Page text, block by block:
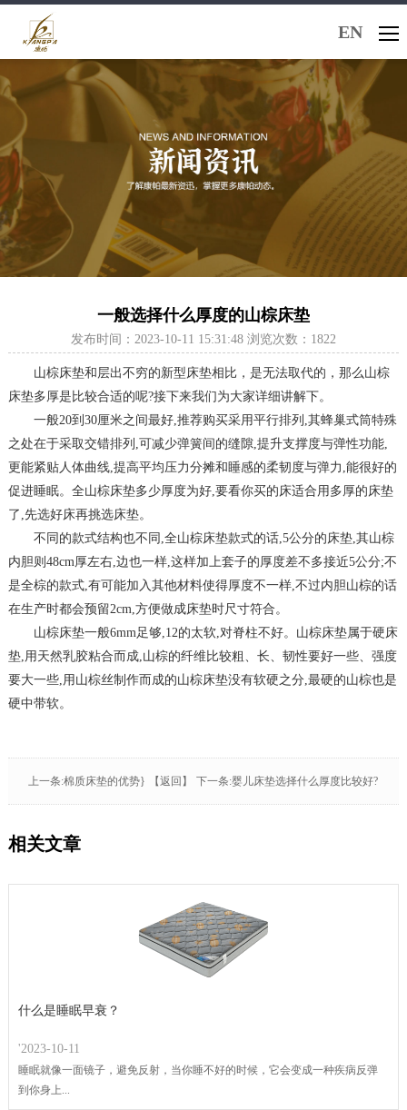
EN
一般选择什么厚度的山棕床垫
发布时间：2023-10-11 15:31:48 浏览次数：1822
山棕床垫和层出不穷的新型床垫相比，是无法取代的，那么山棕
床垫多厚是比较合适的呢?接下来我们为大家详细讲解下。
一般20到30厘米之间最好,推荐购买采用平行排列,其蜂巢式筒特殊
之处在于采取交错排列,可减少弹簧间的缝隙,提升支撑度与弹性功能,
更能紧贴人体曲线,提高平均压力分摊和睡感的柔韧度与弹力,能很好的
促进睡眠。全山棕床垫多少厚度为好,要看你买的床适合用多厚的床垫
了,先选好床再挑选床垫。
不同的款式结构也不同,全山棕床垫款式的话,5公分的床垫,其山棕
内胆则48cm厚左右,边也一样,这样加上套子的厚度差不多接近5公分;不
是全棕的款式,有可能加入其他材料使得厚度不一样,不过内胆山棕的话
在生产时都会预留2cm,方便做成床垫时尺寸符合。
山棕床垫一般6mm足够,12的太软,对脊柱不好。山棕床垫属于硬床
垫,用天然乳胶粘合而成,山棕的纤维比较粗、长、韧性要好一些、强度
要大一些,用山棕丝制作而成的山棕床垫没有软硬之分,最硬的山棕也是
硬中带软。
上一条:棉质床垫的优势} 【返回】 下一条:婴儿床垫选择什么厚度比较好?
相关文章
什么是睡眠早衰？
'2023-10-11
睡眠就像一面镜子，避免反射，当你睡不好的时候，它会变成一种疾病反弹
到你身上...